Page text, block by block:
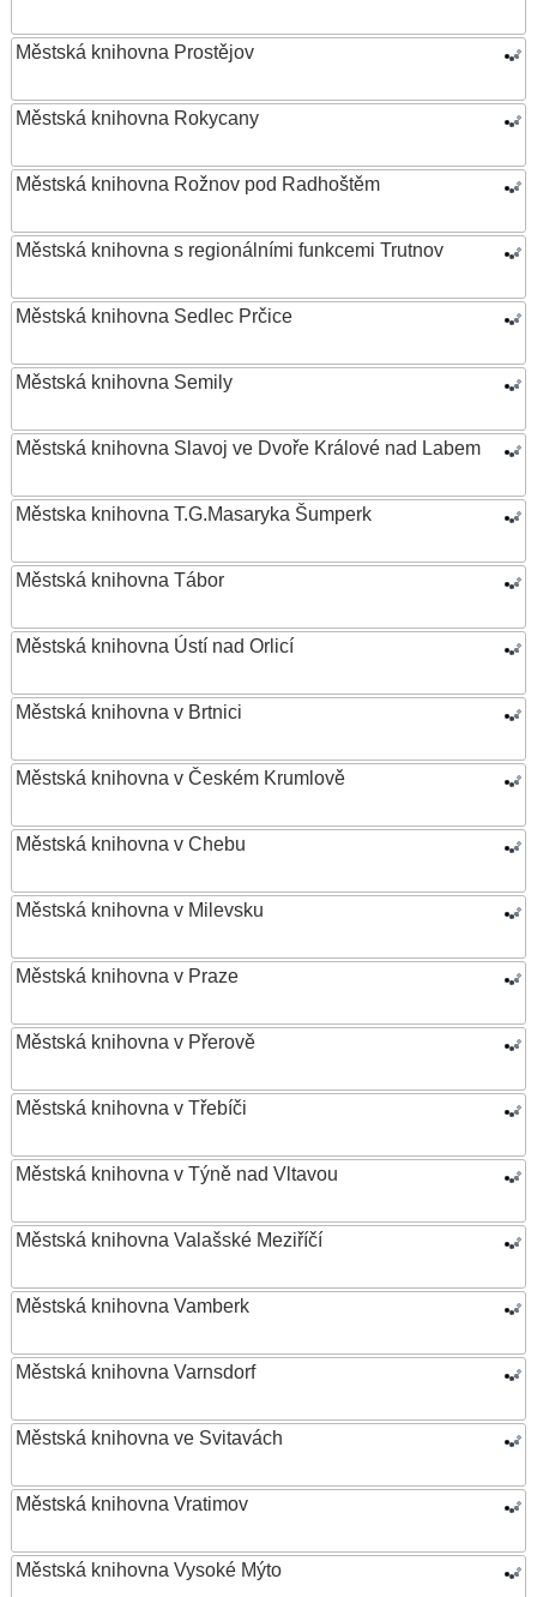
Městská knihovna Prostějov
Městská knihovna Rokycany
Městská knihovna Rožnov pod Radhoštěm
Městská knihovna s regionálními funkcemi Trutnov
Městská knihovna Sedlec Prčice
Městská knihovna Semily
Městská knihovna Slavoj ve Dvoře Králové nad Labem
Městska knihovna T.G.Masaryka Šumperk
Městská knihovna Tábor
Městská knihovna Ústí nad Orlicí
Městská knihovna v Brtnici
Městská knihovna v Českém Krumlově
Městská knihovna v Chebu
Městská knihovna v Milevsku
Městská knihovna v Praze
Městská knihovna v Přerově
Městská knihovna v Třebíči
Městská knihovna v Týně nad Vltavou
Městská knihovna Valašské Meziříčí
Městská knihovna Vamberk
Městská knihovna Varnsdorf
Městská knihovna ve Svitavách
Městská knihovna Vratimov
Městská knihovna Vysoké Mýto